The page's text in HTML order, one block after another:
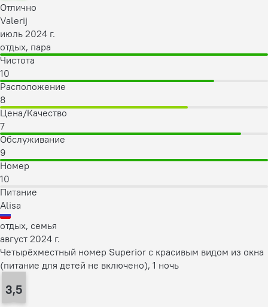
Отлично
Valerij
июль 2024 г.
отдых, пара
Чистота
10
Расположение
8
Цена/Качество
7
Обслуживание
9
Номер
10
Питание
Alisa
отдых, семья
август 2024 г.
Четырёхместный номер Superior с красивым видом из окна
(питание для детей не включено), 1 ночь
3,5